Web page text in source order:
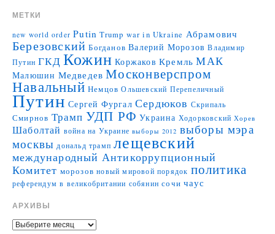
МЕТКИ
new world order Putin Trump war in Ukraine Абрамович
Березовский Богданов Валерий Морозов Владимир
Путин ГКД Кожин Коржаков Кремль МАК
Малюшин Медведев Москонверспром
Навальный Немцов Ольшевский Перепеличный
Путин Сергей Фургал Сердюков Скрипаль
Смирнов Трамп УДП РФ Украина Ходорковский Хорев
Шаболтай война на Украине выборы 2012 выборы мэра
москвы дональд трамп лещевский
международный Антикоррупционный
Комитет морозов новый мировой порядок политика
референдум в великобритании собянин сочи чаус
АРХИВЫ